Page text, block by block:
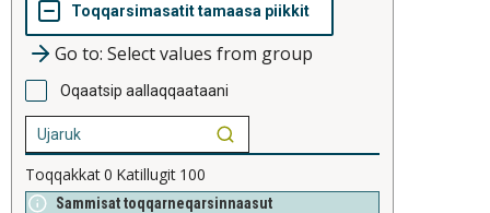
Go to: Select values from group
Oqaatsip aallaqqaataani
Toqqakkat0 Katillugit 100
Sammisat toqqarneqarsinnaasut